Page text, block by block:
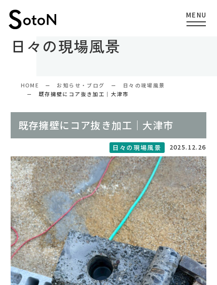
日々の現場風景
HOME お知らせ・ブログ
日々の現場風景
既存擁壁にコア抜き加工｜大津市
既存擁壁にコア抜き加工｜大津市
日々の現場風景 2025.12.26